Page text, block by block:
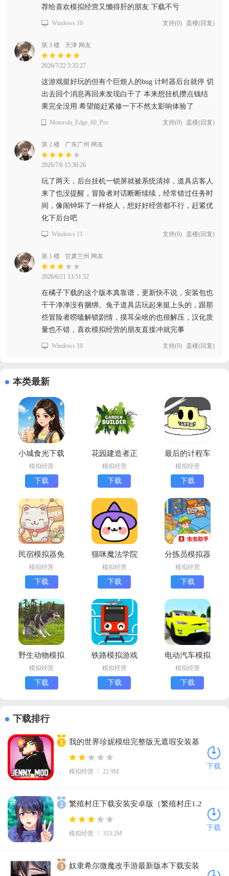
荐给喜欢模拟经营又懒得肝的朋友 下载不亏
Windows 10 支持(0) 盖楼(回复)
第 3 楼 天津 网友
2026/7/22 5:35:27
这游戏挺好玩的但有个巨烦人的bug 计时器后台就停 切
出去回个消息再回来发现白干了 本来想挂机攒点钱结
果完全没用 希望能赶紧修一下不然太影响体验了
Motorola_Edge_60_Pro 支持(0) 盖楼(回复)
第 2 楼 广东广州 网友
2026/7/6 15:30:26
玩了两天，后台挂机一锁屏就被系统清掉，道具店客人
来了也没提醒，冒险者对话断断续续，经常错过任务时
间，像闹钟坏了一样烦人，想好好经营都不行，赶紧优
化下后台吧
Windows 11 支持(0) 盖楼(回复)
第 1 楼 甘肃兰州 网友
2026/6/21 13:51:52
在橘子下载的这个版本真靠谱，更新快不说，安装包也
干干净净没有捆绑。兔子道具店玩起来挺上头的，跟那
些冒险者唠嗑解锁剧情，摸耳朵啥的也很解压，汉化质
量也不错，喜欢模拟经营的朋友直接冲就完事
Windows 10 支持(0) 盖楼(回复)
本类最新
小城食光下载
安卓版
模拟经营
下载
花园建造者正
手机版下载
模拟经营
下载
最后的计程车
安卓版
模拟经营
下载
民宿模拟器免
广告版
模拟经营
下载
猫咪魔法学院
免费版
(CatMagicSchool)
模拟经营
下载
分拣员模拟器
最新版
模拟经营
下载
野生动物模拟
器中文版下载
(WildCraft)
模拟经营
下载
铁路模拟游戏
下载安装最新
版
模拟经营
下载
电动汽车模拟
器下载最新版
模拟经营
下载
下载排行
1
我的世界珍妮模组完整版无遮瑕安装基
岩版1.21(Jenny Mod)v5.80 安卓版
模拟经营 22.9M
下载
2
繁殖村庄下载安装安卓版（繁殖村庄1.2
汉化版免费）v2.1.1 最新版
模拟经营 353.2M
下载
3
奴隶希尔微魔改手游最新版本下载安装